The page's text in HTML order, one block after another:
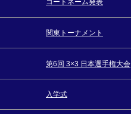
コートネーム発表
関東トーナメント
第6回 3×3 日本選手権大会
入学式